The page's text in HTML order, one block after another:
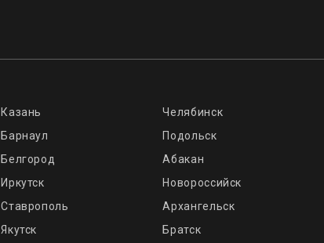
Казань Челябинск
Барнаул Подольск
Белгород Абакан
Иркутск Новороссийск
Ставрополь Архангельск
Якутск Братск